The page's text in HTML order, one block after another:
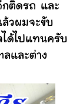
กติดรถ และ
วผมจะขับ
ได้ไปแทนครับ
และต่าง